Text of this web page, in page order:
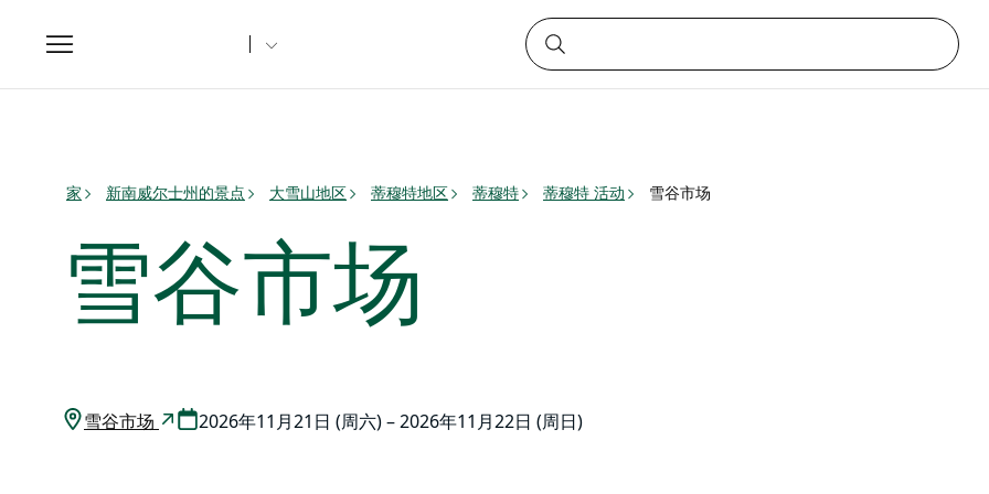
Toggle
navigation
家 新南威尔士州的景点 大雪山地区 蒂穆特地区 蒂穆特 蒂穆特 活动 雪谷市场
雪谷市场
雪谷市场 2026年11月21日 (周六) – 2026年11月22日 (周日)